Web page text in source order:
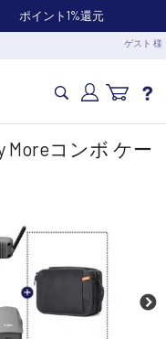
ポイント1%還元
ゲスト 様
ドローン・業務関連製品
Moreコンボ ケー